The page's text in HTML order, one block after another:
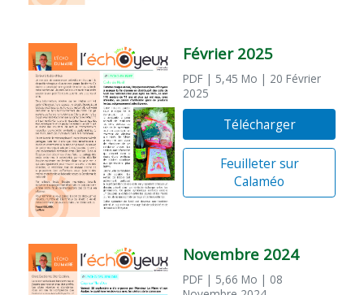
Février 2025
PDF | 5,45 Mo | 20 Février
2025
Télécharger
Feuilleter sur
Calaméo
Novembre 2024
PDF | 5,66 Mo | 08